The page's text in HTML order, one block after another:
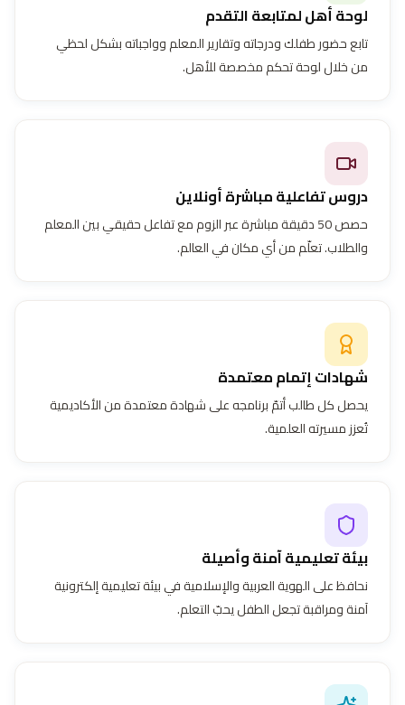
لوحة أهل لمتابعة التقدم
تابع حضور طفلك ودرجاته وتقارير المعلم وواجباته بشكل لحظي
من خلال لوحة تحكم مخصصة للأهل.
دروس تفاعلية مباشرة أونلاين
حصص 50 دقيقة مباشرة عبر الزوم مع تفاعل حقيقي بين المعلم
والطلاب. تعلّم من أي مكان في العالم.
شهادات إتمام معتمدة
يحصل كل طالب أتمّ برنامجه على شهادة معتمدة من الأكاديمية
تُعزز مسيرته العلمية.
بيئة تعليمية آمنة وأصيلة
نحافظ على الهوية العربية والإسلامية في بيئة تعليمية إلكترونية
آمنة ومراقبة تجعل الطفل يحبّ التعلم.